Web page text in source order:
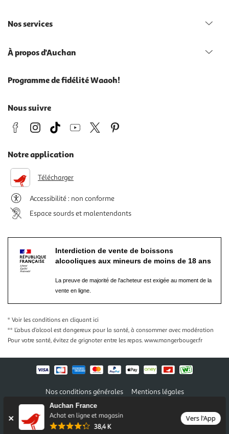
Auchan France
Achat en ligne et magasin
38,4 K
Vers l'App
Nos services
À propos d'Auchan
Programme de fidélité Waaoh!
Nous suivre
Notre application
Télécharger
Accessibilité : non conforme
Espace sourds et malentendants
Interdiction de vente de boissons
alcooliques aux mineurs de moins de 18 ans
La preuve de majorité de l'acheteur est exigée au moment de la
vente en ligne.
* Voir les conditions en cliquant ici
** L’abus d’alcool est dangereux pour la santé, à consommer avec modération
Pour votre santé, évitez de grignoter entre les repas. www.mangerbouger.fr
Nos conditions générales
Mentions légales
Conditions des offres et promotions
Politique de confidentialité
Informations légales marketplace